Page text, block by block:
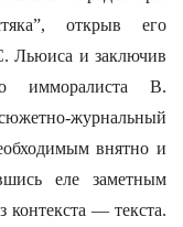
открыв его
Льюиса и заключив
имморалиста В.
журнальный
внятно и
еле заметным
контекста — текста.